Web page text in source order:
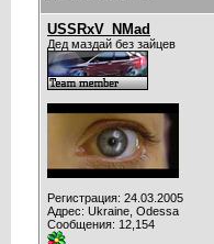
USSRxV_NMad
Дед маздай без зайцев
Регистрация: 24.03.2005
Адрес: Ukraine, Odessa
Сообщения: 12,154